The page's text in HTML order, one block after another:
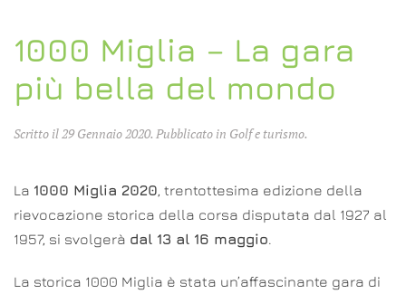
1000 Miglia – La gara
più bella del mondo
Scritto il29 Gennaio 2020. Pubblicato in Golf e turismo.
La 1000 Miglia 2020, trentottesima edizione della
rievocazione storica della corsa disputata dal 1927 al
1957, si svolgerà dal 13 al 16 maggio.
La storica 1000 Miglia è stata un’affascinante gara di